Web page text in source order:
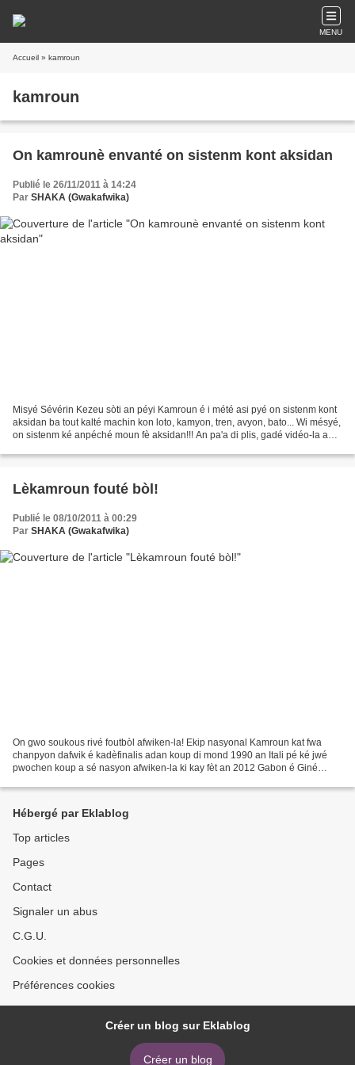
MENU
Accueil » kamroun
kamroun
On kamrounè envanté on sistenm kont aksidan
Publié le 26/11/2011 à 14:24
Par SHAKA (Gwakafwika)
Misyé Sévérin Kezeu sòti an péyi Kamroun é i mété asi pyé on sistenm kont
aksidan ba tout kalté machin kon loto, kamyon, tren, avyon, bato... Wi mésyé,
on sistenm ké anpéché moun fè aksidan!!! An pa'a di plis, gadé vidéo-la an
Lèkamroun fouté bòl!
Publié le 08/10/2011 à 00:29
Par SHAKA (Gwakafwika)
On gwo soukous rivé foutbòl afwiken-la! Ekip nasyonal Kamroun kat fwa
chanpyon dafwik é kadèfinalis adan koup di mond 1990 an Itali pé ké jwé
pwochen koup a sé nasyon afwiken-la ki kay fèt an 2012 Gabon é Giné
Hébergé par Eklablog
Top articles
Pages
Contact
Signaler un abus
C.G.U.
Cookies et données personnelles
Préférences cookies
Créer un blog sur Eklablog
Créer un blog